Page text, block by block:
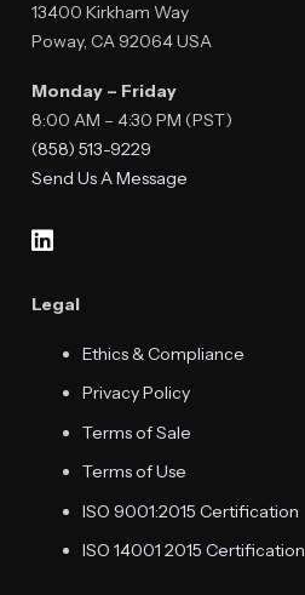
13400 Kirkham Way
Poway, CA 92064 USA
Monday – Friday
8:00 AM – 4:30 PM (PST)
(858) 513-9229
Send Us A Message
Legal
Ethics & Compliance
Privacy Policy
Terms of Sale
Terms of Use
ISO 9001:2015 Certification
ISO 14001 2015 Certification